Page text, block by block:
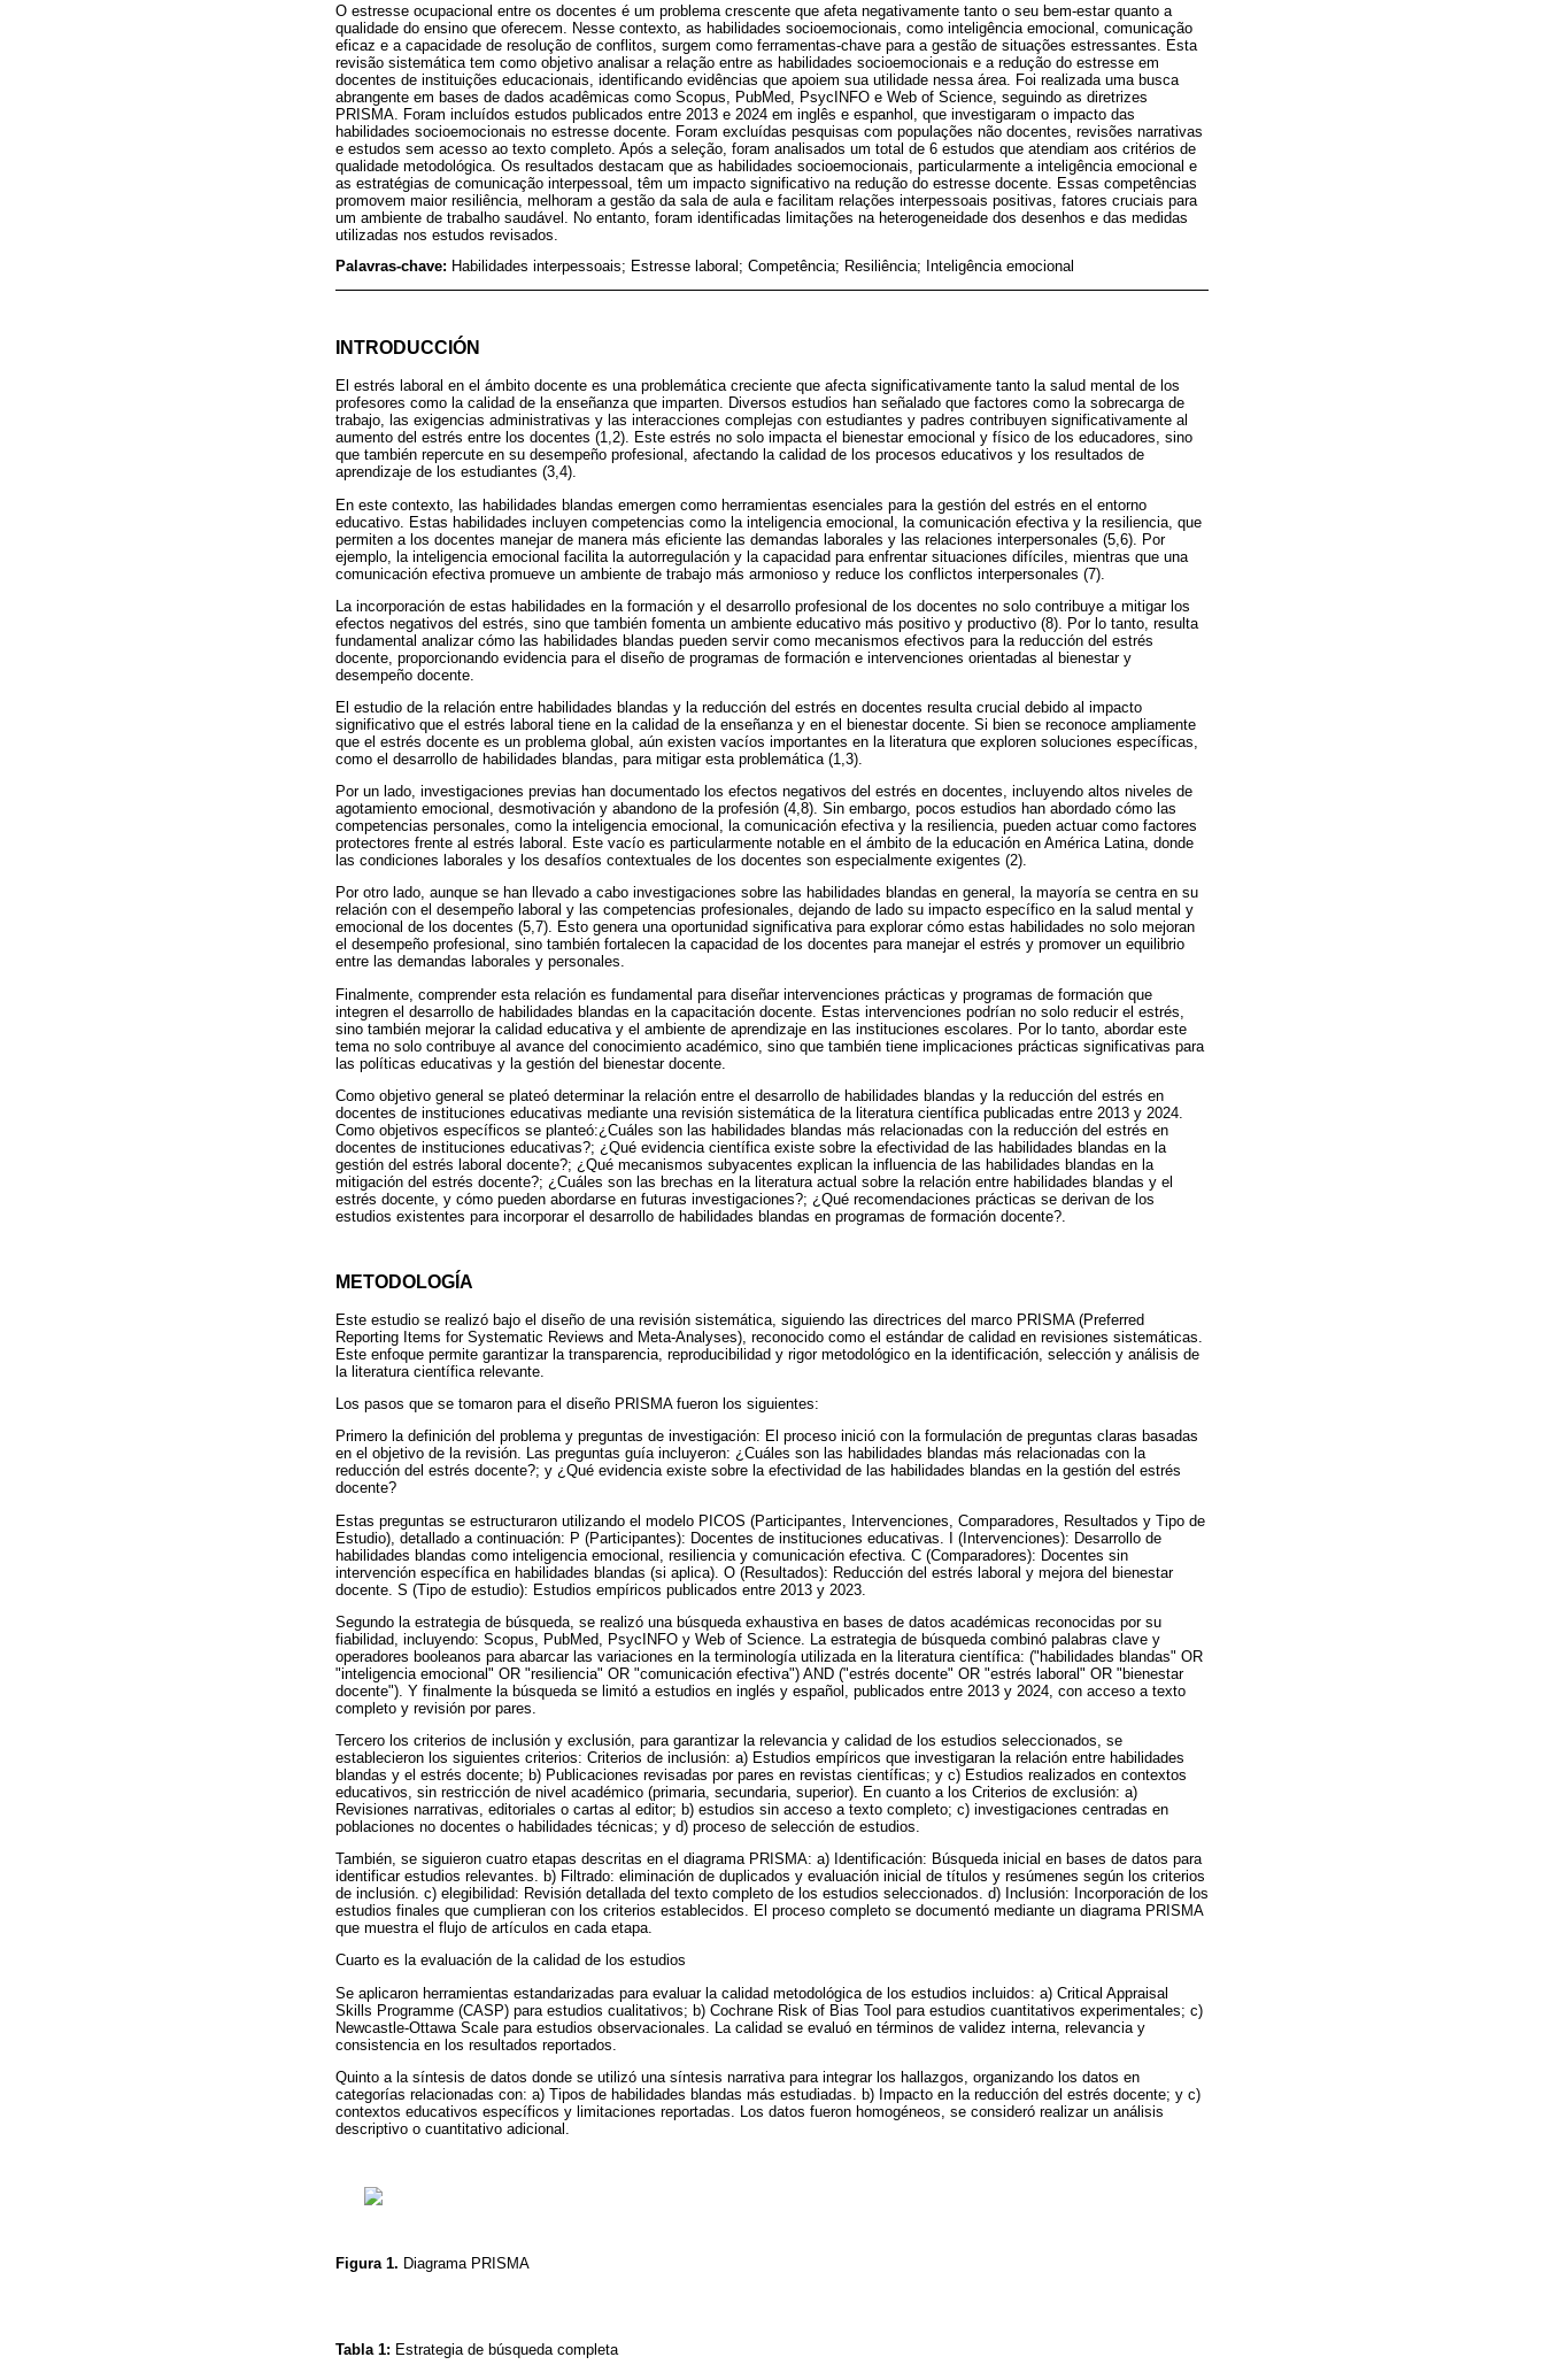
O estresse ocupacional entre os docentes é um problema crescente que afeta negativamente tanto o seu bem-estar quanto a
qualidade do ensino que oferecem. Nesse contexto, as habilidades socioemocionais, como inteligência emocional, comunicação
eficaz e a capacidade de resolução de conflitos, surgem como ferramentas-chave para a gestão de situações estressantes. Esta
revisão sistemática tem como objetivo analisar a relação entre as habilidades socioemocionais e a redução do estresse em
docentes de instituições educacionais, identificando evidências que apoiem sua utilidade nessa área. Foi realizada uma busca
abrangente em bases de dados acadêmicas como Scopus, PubMed, PsycINFO e Web of Science, seguindo as diretrizes
PRISMA. Foram incluídos estudos publicados entre 2013 e 2024 em inglês e espanhol, que investigaram o impacto das
habilidades socioemocionais no estresse docente. Foram excluídas pesquisas com populações não docentes, revisões narrativas
e estudos sem acesso ao texto completo. Após a seleção, foram analisados um total de 6 estudos que atendiam aos critérios de
qualidade metodológica. Os resultados destacam que as habilidades socioemocionais, particularmente a inteligência emocional e
as estratégias de comunicação interpessoal, têm um impacto significativo na redução do estresse docente. Essas competências
promovem maior resiliência, melhoram a gestão da sala de aula e facilitam relações interpessoais positivas, fatores cruciais para
um ambiente de trabalho saudável. No entanto, foram identificadas limitações na heterogeneidade dos desenhos e das medidas
utilizadas nos estudos revisados.
Palavras-chave: Habilidades interpessoais; Estresse laboral; Competência; Resiliência; Inteligência emocional
INTRODUCCIÓN
El estrés laboral en el ámbito docente es una problemática creciente que afecta significativamente tanto la salud mental de los
profesores como la calidad de la enseñanza que imparten. Diversos estudios han señalado que factores como la sobrecarga de
trabajo, las exigencias administrativas y las interacciones complejas con estudiantes y padres contribuyen significativamente al
aumento del estrés entre los docentes (1,2). Este estrés no solo impacta el bienestar emocional y físico de los educadores, sino
que también repercute en su desempeño profesional, afectando la calidad de los procesos educativos y los resultados de
aprendizaje de los estudiantes (3,4).
En este contexto, las habilidades blandas emergen como herramientas esenciales para la gestión del estrés en el entorno
educativo. Estas habilidades incluyen competencias como la inteligencia emocional, la comunicación efectiva y la resiliencia, que
permiten a los docentes manejar de manera más eficiente las demandas laborales y las relaciones interpersonales (5,6). Por
ejemplo, la inteligencia emocional facilita la autorregulación y la capacidad para enfrentar situaciones difíciles, mientras que una
comunicación efectiva promueve un ambiente de trabajo más armonioso y reduce los conflictos interpersonales (7).
La incorporación de estas habilidades en la formación y el desarrollo profesional de los docentes no solo contribuye a mitigar los
efectos negativos del estrés, sino que también fomenta un ambiente educativo más positivo y productivo (8). Por lo tanto, resulta
fundamental analizar cómo las habilidades blandas pueden servir como mecanismos efectivos para la reducción del estrés
docente, proporcionando evidencia para el diseño de programas de formación e intervenciones orientadas al bienestar y
desempeño docente.
El estudio de la relación entre habilidades blandas y la reducción del estrés en docentes resulta crucial debido al impacto
significativo que el estrés laboral tiene en la calidad de la enseñanza y en el bienestar docente. Si bien se reconoce ampliamente
que el estrés docente es un problema global, aún existen vacíos importantes en la literatura que exploren soluciones específicas,
como el desarrollo de habilidades blandas, para mitigar esta problemática (1,3).
Por un lado, investigaciones previas han documentado los efectos negativos del estrés en docentes, incluyendo altos niveles de
agotamiento emocional, desmotivación y abandono de la profesión (4,8). Sin embargo, pocos estudios han abordado cómo las
competencias personales, como la inteligencia emocional, la comunicación efectiva y la resiliencia, pueden actuar como factores
protectores frente al estrés laboral. Este vacío es particularmente notable en el ámbito de la educación en América Latina, donde
las condiciones laborales y los desafíos contextuales de los docentes son especialmente exigentes (2).
Por otro lado, aunque se han llevado a cabo investigaciones sobre las habilidades blandas en general, la mayoría se centra en su
relación con el desempeño laboral y las competencias profesionales, dejando de lado su impacto específico en la salud mental y
emocional de los docentes (5,7). Esto genera una oportunidad significativa para explorar cómo estas habilidades no solo mejoran
el desempeño profesional, sino también fortalecen la capacidad de los docentes para manejar el estrés y promover un equilibrio
entre las demandas laborales y personales.
Finalmente, comprender esta relación es fundamental para diseñar intervenciones prácticas y programas de formación que
integren el desarrollo de habilidades blandas en la capacitación docente. Estas intervenciones podrían no solo reducir el estrés,
sino también mejorar la calidad educativa y el ambiente de aprendizaje en las instituciones escolares. Por lo tanto, abordar este
tema no solo contribuye al avance del conocimiento académico, sino que también tiene implicaciones prácticas significativas para
las políticas educativas y la gestión del bienestar docente.
Como objetivo general se plateó determinar la relación entre el desarrollo de habilidades blandas y la reducción del estrés en
docentes de instituciones educativas mediante una revisión sistemática de la literatura científica publicadas entre 2013 y 2024.
Como objetivos específicos se planteó:¿Cuáles son las habilidades blandas más relacionadas con la reducción del estrés en
docentes de instituciones educativas?; ¿Qué evidencia científica existe sobre la efectividad de las habilidades blandas en la
gestión del estrés laboral docente?; ¿Qué mecanismos subyacentes explican la influencia de las habilidades blandas en la
mitigación del estrés docente?; ¿Cuáles son las brechas en la literatura actual sobre la relación entre habilidades blandas y el
estrés docente, y cómo pueden abordarse en futuras investigaciones?; ¿Qué recomendaciones prácticas se derivan de los
estudios existentes para incorporar el desarrollo de habilidades blandas en programas de formación docente?.
METODOLOGÍA
Este estudio se realizó bajo el diseño de una revisión sistemática, siguiendo las directrices del marco PRISMA (Preferred
Reporting Items for Systematic Reviews and Meta-Analyses), reconocido como el estándar de calidad en revisiones sistemáticas.
Este enfoque permite garantizar la transparencia, reproducibilidad y rigor metodológico en la identificación, selección y análisis de
la literatura científica relevante.
Los pasos que se tomaron para el diseño PRISMA fueron los siguientes:
Primero la definición del problema y preguntas de investigación: El proceso inició con la formulación de preguntas claras basadas
en el objetivo de la revisión. Las preguntas guía incluyeron: ¿Cuáles son las habilidades blandas más relacionadas con la
reducción del estrés docente?; y ¿Qué evidencia existe sobre la efectividad de las habilidades blandas en la gestión del estrés
docente?
Estas preguntas se estructuraron utilizando el modelo PICOS (Participantes, Intervenciones, Comparadores, Resultados y Tipo de
Estudio), detallado a continuación: P (Participantes): Docentes de instituciones educativas. I (Intervenciones): Desarrollo de
habilidades blandas como inteligencia emocional, resiliencia y comunicación efectiva. C (Comparadores): Docentes sin
intervención específica en habilidades blandas (si aplica). O (Resultados): Reducción del estrés laboral y mejora del bienestar
docente. S (Tipo de estudio): Estudios empíricos publicados entre 2013 y 2023.
Segundo la estrategia de búsqueda, se realizó una búsqueda exhaustiva en bases de datos académicas reconocidas por su
fiabilidad, incluyendo: Scopus, PubMed, PsycINFO y Web of Science. La estrategia de búsqueda combinó palabras clave y
operadores booleanos para abarcar las variaciones en la terminología utilizada en la literatura científica: ("habilidades blandas" OR
"inteligencia emocional" OR "resiliencia" OR "comunicación efectiva") AND ("estrés docente" OR "estrés laboral" OR "bienestar
docente"). Y finalmente la búsqueda se limitó a estudios en inglés y español, publicados entre 2013 y 2024, con acceso a texto
completo y revisión por pares.
Tercero los criterios de inclusión y exclusión, para garantizar la relevancia y calidad de los estudios seleccionados, se
establecieron los siguientes criterios: Criterios de inclusión: a) Estudios empíricos que investigaran la relación entre habilidades
blandas y el estrés docente; b) Publicaciones revisadas por pares en revistas científicas; y c) Estudios realizados en contextos
educativos, sin restricción de nivel académico (primaria, secundaria, superior). En cuanto a los Criterios de exclusión: a)
Revisiones narrativas, editoriales o cartas al editor; b) estudios sin acceso a texto completo; c) investigaciones centradas en
poblaciones no docentes o habilidades técnicas; y d) proceso de selección de estudios.
También, se siguieron cuatro etapas descritas en el diagrama PRISMA: a) Identificación: Búsqueda inicial en bases de datos para
identificar estudios relevantes. b) Filtrado: eliminación de duplicados y evaluación inicial de títulos y resúmenes según los criterios
de inclusión. c) elegibilidad: Revisión detallada del texto completo de los estudios seleccionados. d) Inclusión: Incorporación de los
estudios finales que cumplieran con los criterios establecidos. El proceso completo se documentó mediante un diagrama PRISMA
que muestra el flujo de artículos en cada etapa.
Cuarto es la evaluación de la calidad de los estudios
Se aplicaron herramientas estandarizadas para evaluar la calidad metodológica de los estudios incluidos: a) Critical Appraisal
Skills Programme (CASP) para estudios cualitativos; b) Cochrane Risk of Bias Tool para estudios cuantitativos experimentales; c)
Newcastle-Ottawa Scale para estudios observacionales. La calidad se evaluó en términos de validez interna, relevancia y
consistencia en los resultados reportados.
Quinto a la síntesis de datos donde se utilizó una síntesis narrativa para integrar los hallazgos, organizando los datos en
categorías relacionadas con: a) Tipos de habilidades blandas más estudiadas. b) Impacto en la reducción del estrés docente; y c)
contextos educativos específicos y limitaciones reportadas. Los datos fueron homogéneos, se consideró realizar un análisis
descriptivo o cuantitativo adicional.
Figura 1. Diagrama PRISMA
Tabla 1: Estrategia de búsqueda completa